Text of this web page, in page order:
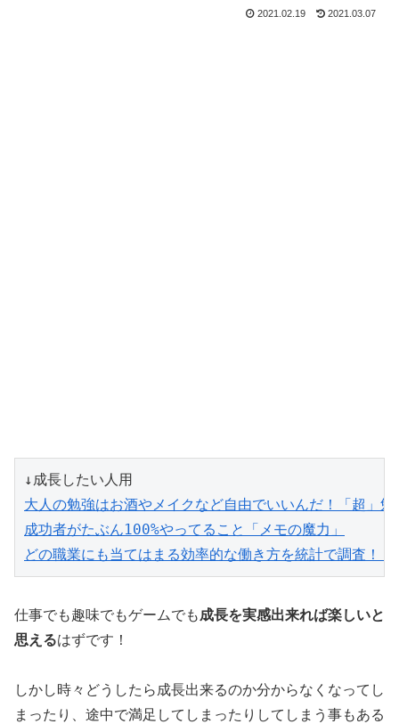
2021.02.19 2021.03.07
↓成長したい人用
大人の勉強はお酒やメイクなど自由でいいんだ！「超」勉
成功者がたぶん100%やってること「メモの魔力」
どの職業にも当てはまる効率的な働き方を統計で調査！「
仕事でも趣味でもゲームでも成長を実感出来れば楽しいと
思えるはずです！
しかし時々どうしたら成長出来るのか分からなくなってし
まったり、途中で満足してしまったりしてしまう事もある